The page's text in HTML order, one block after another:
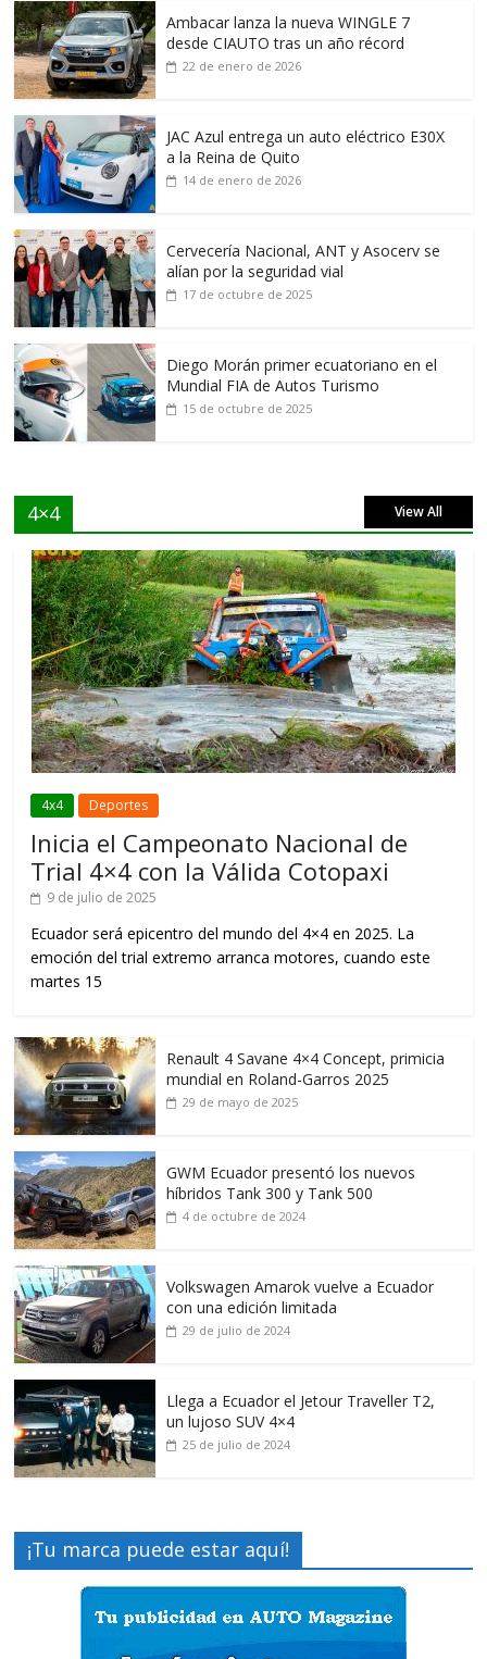
Ambacar lanza la nueva WINGLE 7
desde CIAUTO tras un año récord
22 de enero de 2026
JAC Azul entrega un auto eléctrico E30X
a la Reina de Quito
14 de enero de 2026
Cervecería Nacional, ANT y Asocerv se
alían por la seguridad vial
17 de octubre de 2025
Diego Morán primer ecuatoriano en el
Mundial FIA de Autos Turismo
15 de octubre de 2025
4×4 View All
4x4 Deportes
Inicia el Campeonato Nacional de
Trial 4×4 con la Válida Cotopaxi
9 de julio de 2025
Ecuador será epicentro del mundo del 4×4 en 2025. La
emoción del trial extremo arranca motores, cuando este
martes 15
Renault 4 Savane 4×4 Concept, primicia
mundial en Roland-Garros 2025
29 de mayo de 2025
GWM Ecuador presentó los nuevos
híbridos Tank 300 y Tank 500
4 de octubre de 2024
Volkswagen Amarok vuelve a Ecuador
con una edición limitada
29 de julio de 2024
Llega a Ecuador el Jetour Traveller T2,
un lujoso SUV 4×4
25 de julio de 2024
¡Tu marca puede estar aquí!